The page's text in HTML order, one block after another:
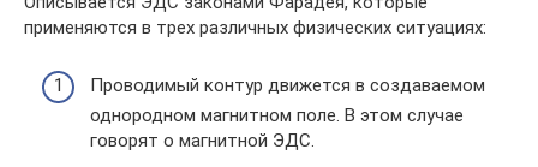
применяются в трех различных физических ситуациях:
Проводимый контур движется в создаваемом
однородном магнитном поле. В этом случае
говорят о магнитной ЭДС.